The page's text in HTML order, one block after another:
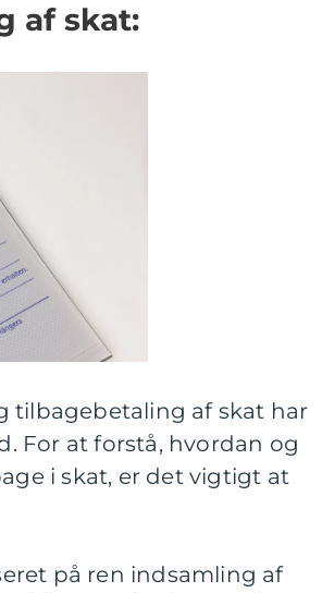
af skat:
tilbagebetaling af skat har
For at forstå, hvordan og
i skat, er det vigtigt at
på ren indsamling af